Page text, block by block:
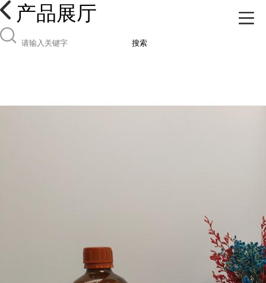
产品展厅
搜索